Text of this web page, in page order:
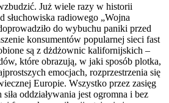
Już wiele razy w historii
słuchowiska radiowego „Wojna
do wybuchu paniki przed
konsumentów popularnej sieci fast
są z dżdżownic kalifornijskich –
które obrazują, w jaki sposób plotka,
emocjach, rozprzestrzenia się
Europie. Wszystko przez zasięg
oddziaływania jest ogromna i bez